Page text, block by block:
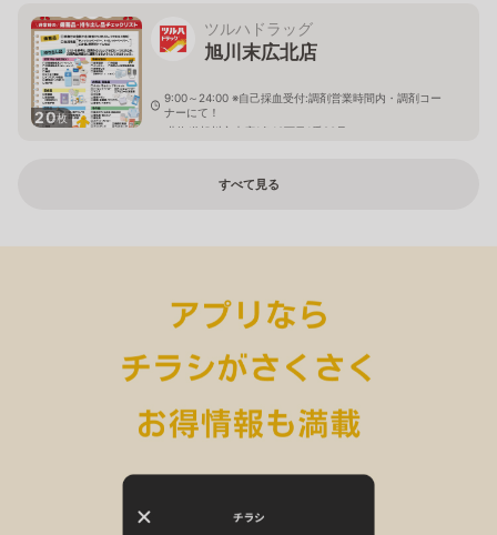
20枚
ツルハドラッグ
旭川末広北店
9:00～24:00 ※自己採血受付:調剤営業時間内・調剤コー
ナーにて！
北海道旭川市末広1条10丁目1番20号
すべて見る